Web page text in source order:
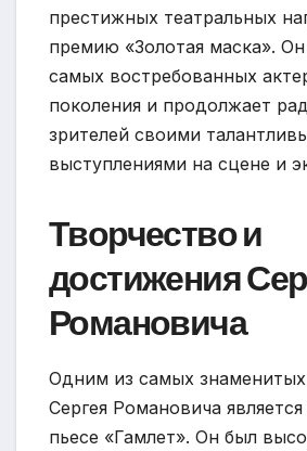
престижных театральных
премию «Золотая маска».
самых востребованных
поколения и продолжает
зрителей своими
выступлениями на сцене и
Творчество и
достижения
Романовича
Одним из самых
Сергея Романовича
пьесе «Гамлет». Он был